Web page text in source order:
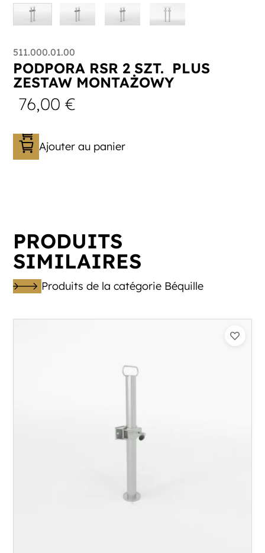
511.000.01.00
PODPORA RSR 2 SZT. PLUS
ZESTAW MONTAŻOWY
76,00€
Ajouter au panier
PRODUITS
SIMILAIRES
Produits de la catégorie Béquille